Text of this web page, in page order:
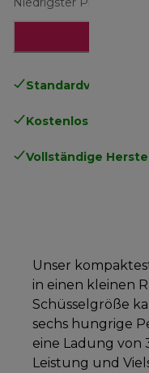
Standardversand
Kostenlose
Vollständige
Unser
in einen kleinen
Schüsselgröße
sechs hungrige
eine Ladung von
Leistung und